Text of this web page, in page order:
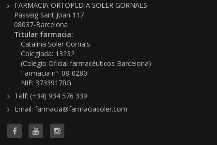
FARMACIA-ORTOPEDIA SOLER GORNALS
Passeig Sant Joan 117
08037-Barcelona
Titular farmacia:
Catalina Soler Gornals
Colegiada: 13232
(Colegio Oficial farmacéuticos Barcelona)
Farmacia nº: 08-0280
NIF: 37339170G
Telf: (+34) 934 576 339
Email: farmacia@farmaciasoler.com